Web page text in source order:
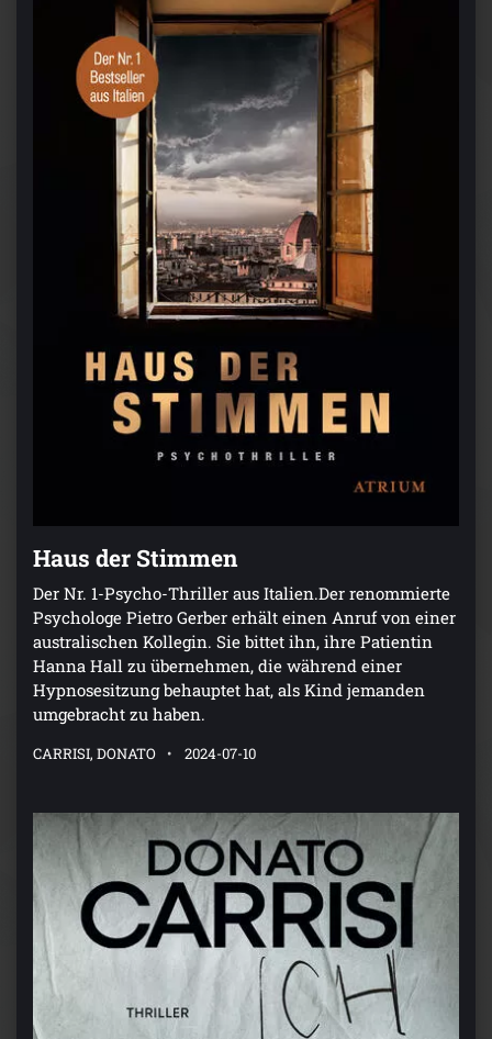
Haus der Stimmen
Der Nr. 1-Psycho-Thriller aus Italien.Der renommierte
Psychologe Pietro Gerber erhält einen Anruf von einer
australischen Kollegin. Sie bittet ihn, ihre Patientin
Hanna Hall zu übernehmen, die während einer
Hypnosesitzung behauptet hat, als Kind jemanden
umgebracht zu haben.
CARRISI, DONATO 2024-07-10